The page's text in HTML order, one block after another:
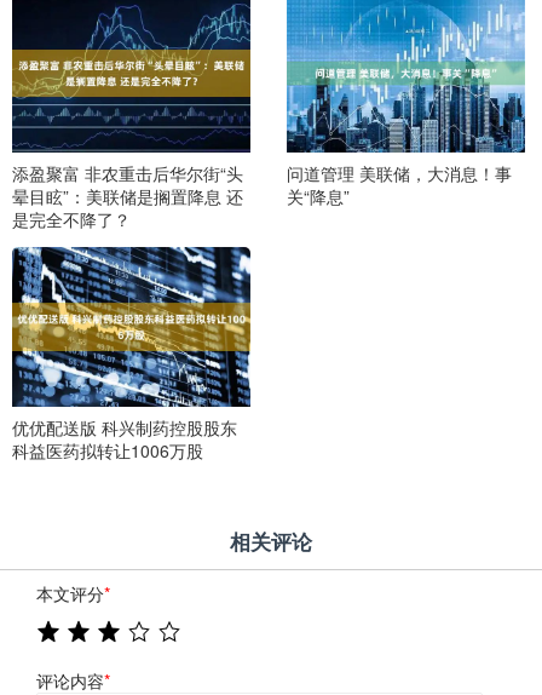
添盈聚富 非农重击后华尔街“头
晕目眩”：美联储是搁置降息 还
是完全不降了？
问道管理 美联储，大消息！事
关“降息”
优优配送版 科兴制药控股股东
科益医药拟转让1006万股
相关评论
本文评分*
评论内容*